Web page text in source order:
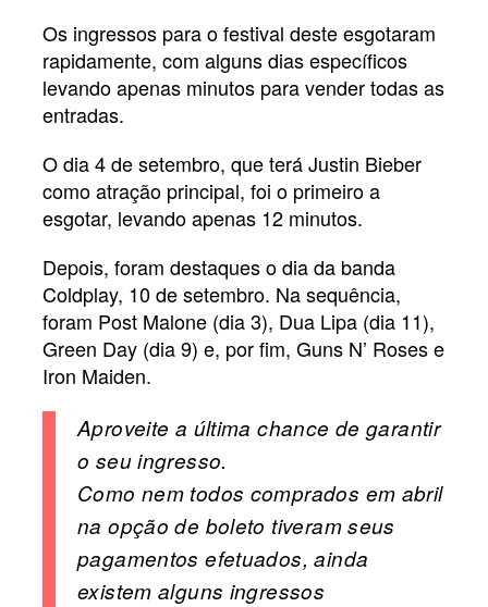
Os ingressos para o festival deste esgotaram
rapidamente, com alguns dias específicos
levando apenas minutos para vender todas as
entradas.
O dia 4 de setembro, que terá Justin Bieber
como atração principal, foi o primeiro a
esgotar, levando apenas 12 minutos.
Depois, foram destaques o dia da banda
Coldplay, 10 de setembro. Na sequência,
foram Post Malone (dia 3), Dua Lipa (dia 11),
Green Day (dia 9) e, por fim, Guns N’ Roses e
Iron Maiden.
Aproveite a última chance de garantir
o seu ingresso.
Como nem todos comprados em abril
na opção de boleto tiveram seus
pagamentos efetuados, ainda
existem alguns ingressos